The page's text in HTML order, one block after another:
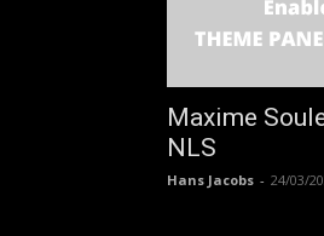
Maxime
NLS
Hans Jacobs - 24/03/